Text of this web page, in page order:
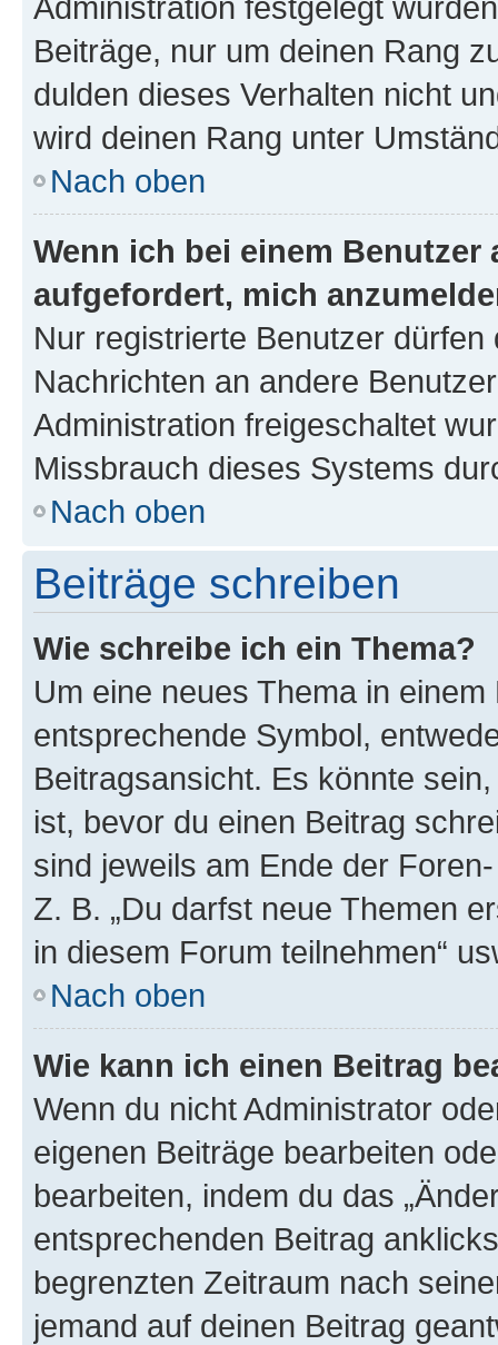
Beiträge, nur um deinen Rang
dulden dieses Verhalten nicht
wird deinen Rang unter
Nach oben
Wenn ich bei einem
aufgefordert, mich
Nur registrierte Benutzer
Nachrichten an andere
Administration freigeschaltet
Missbrauch dieses Systems
Nach oben
Beiträge schreiben
Wie schreibe ich ein Thema?
Um eine neues Thema in
entsprechende Symbol,
Beitragsansicht. Es könnte
ist, bevor du einen Beitrag
sind jeweils am Ende der
Z. B. „Du darfst neue Themen
in diesem Forum teilnehmen“
Nach oben
Wie kann ich einen Beitrag
Wenn du nicht Administrator
eigenen Beiträge bearbeiten
bearbeiten, indem du das
entsprechenden Beitrag
begrenzten Zeitraum nach
jemand auf deinen Beitrag